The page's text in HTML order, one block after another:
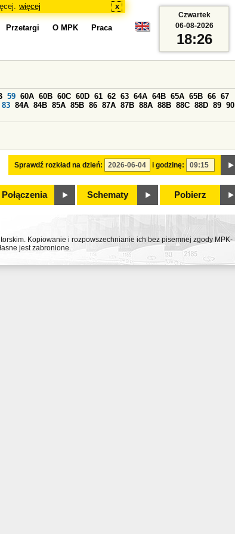
więcej x
Przetargi O MPK Praca
Sprawdź rozkład na dzień: i godzinę:
59 60A 60B 60C 60D 61 62 63 64A 64B 65A 65B 66 67
83 84A 84B 85A 85B 86 87A 87B 88A 88B 88C 88D 89 90
Połączenia Schematy Pobierz
Czwartek
06-08-2026
18:26
Kopiowanie i rozpowszechnianie ich bez pisemnej zgody MPK-
jest zabronione.